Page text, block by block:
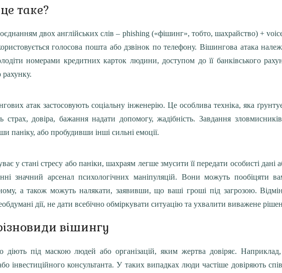
від вішингу?
атаку?
таке?
двох англійських слів – phishing («фішинг», тобто, шахрайство) +
голосова пошта або дзвінок по телефону. Вішингова атака
номерами кредитних карток людини, доступом до її банківського
атак застосовують соціальну інженерію. Це особлива техніка, яка
довіра, бажання надати допомогу, жадібність. Завдання
паніку, або пробудивши інші сильні емоції.
у стані стресу або паніки, шахраям легше змусити її передати особисті
значний арсенал психологічних маніпуляцій. Вони можуть пообіцяти
а також можуть налякати, заявивши, що ваші гроші під загрозою.
дії, не дати всебічно обміркувати ситуацію та ухвалити виважене
вішингу
діють під маскою людей або організацій, яким жертва довіряє.
інвестиційного консультанта. У таких випадках люди частіше довіряють